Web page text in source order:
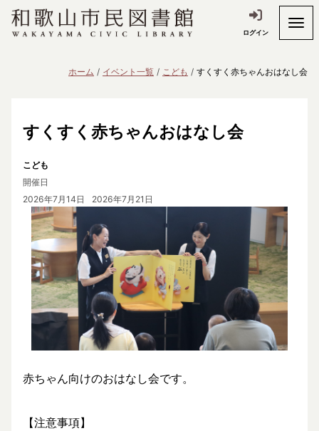
ログイン
ホーム イベント一覧 こども すくすく赤ちゃんおはなし会
すくすく赤ちゃんおはなし会
こども
開催日
2026年7月14日
2026年7月21日
赤ちゃん向けのおはなし会です。
【注意事項】